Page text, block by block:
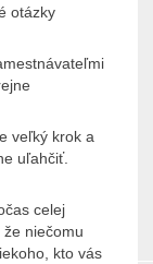
otázky
veľký krok a
uľahčiť.
celej
niečomu
kto vás